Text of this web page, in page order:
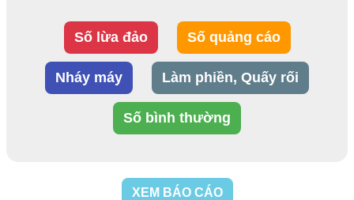
Số lừa đảo Số quảng cáo
Nháy máy Làm phiền, Quấy rối
Số bình thường
XEM BÁO CÁO